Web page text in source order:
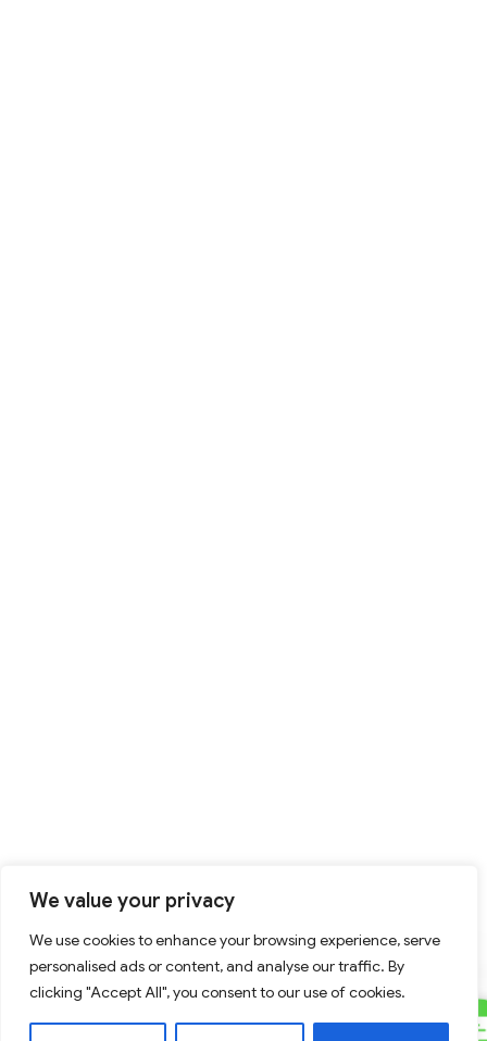
We value your privacy
We use cookies to enhance your browsing experience, serve
personalised ads or content, and analyse our traffic. By
clicking "Accept All", you consent to our use of cookies.